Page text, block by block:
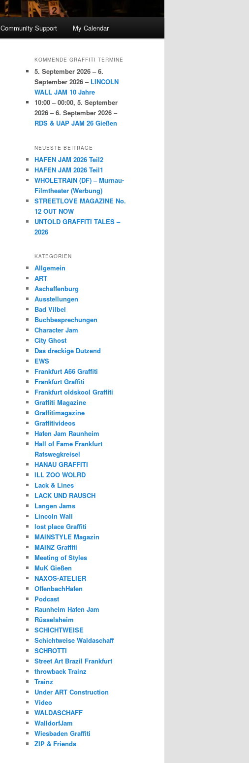
Community Support My Calendar
KOMMENDE GRAFFITI TERMINE
5. September 2026 – 6.
September 2026 – LINCOLN
WALL JAM 10 Jahre
10:00 – 00:00, 5. September
2026 – 6. September 2026 –
RDS & UAP JAM 26 Gießen
NEUESTE BEITRÄGE
HAFEN JAM 2026 Teil2
HAFEN JAM 2026 Teil1
WHOLETRAIN (DF) – Murnau-
Filmtheater (Werbung)
STREETLOVE MAGAZINE No.
12 OUT NOW
UNTOLD GRAFFITI TALES –
2026
KATEGORIEN
Allgemein
ART
Aschaffenburg
Ausstellungen
Bad Vilbel
Buchbesprechungen
Character Jam
City Ghost
Das dreckige Dutzend
EWS
Frankfurt A66 Graffiti
Frankfurt Graffiti
Frankfurt oldskool Graffiti
Graffiti Magazine
Graffitimagazine
Graffitivideos
Hafen Jam Raunheim
Hall of Fame Frankfurt
Ratswegkreisel
HANAU GRAFFITI
ILL ZOO WOLRD
Lack & Lines
LACK UND RAUSCH
Langen Jams
Lincoln Wall
lost place Graffiti
MAINSTYLE Magazin
MAINZ Graffiti
Meeting of Styles
MuK Gießen
NAXOS-ATELIER
OffenbachHafen
Podcast
Raunheim Hafen Jam
Rüsselsheim
SCHICHTWEISE
Schichtweise Waldaschaff
SCHROTTI
Street Art Brazil Frankfurt
throwback Trainz
Trainz
Under ART Construction
Video
WALDASCHAFF
WalldorfJam
Wiesbaden Graffiti
ZIP & Friends